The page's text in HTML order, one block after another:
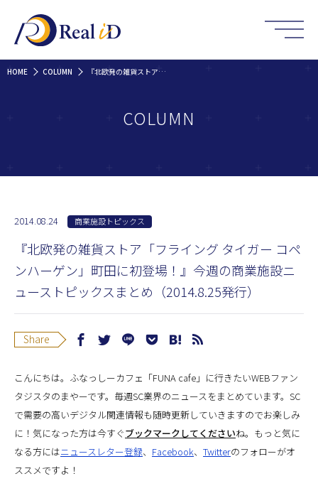
HOME COLUMN 『北欧発の雑貨ストア「フライング タイガー コペンハーゲン」町田に初登場！』今週の商業施設ニューストピックスまとめ（2014.8.25発行）
COLUMN
2014.08.24 商業施設トピックス
『北欧発の雑貨ストア「フライング タイガー コペ
ンハーゲン」町田に初登場！』今週の商業施設ニ
ューストピックスまとめ（2014.8.25発行）
Share
こんにちは。ふなっしーカフェ「FUNA cafe」に行きたいWEBファン
タジスタのまやーです。毎週SC業界のニュースをまとめています。SC
で需要の高いデジタル関連情報も随時更新していきますのでお楽しみ
に！ 気になった方は今すぐブックマークしてくださいね。もっと気に
なる方にはニュースレター登録、 Facebook、 Twitterのフォローがオ
ススメですよ！